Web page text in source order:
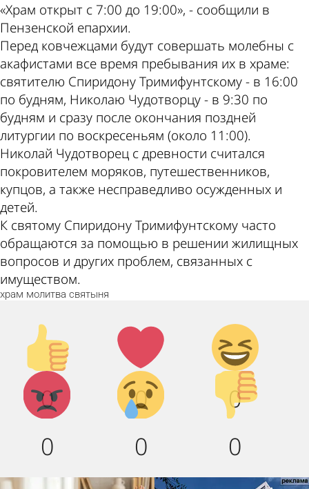
«Храм открыт с 7:00 до 19:00», - сообщили в
Пензенской епархии.
Перед ковчежцами будут совершать молебны с
акафистами все время пребывания их в храме:
святителю Спиридону Тримифунтскому - в 16:00
по будням, Николаю Чудотворцу - в 9:30 по
будням и сразу после окончания поздней
литургии по воскресеньям (около 11:00).
Николай Чудотворец с древности считался
покровителем моряков, путешественников,
купцов, а также несправедливо осужденных и
детей.
К святому Спиридону Тримифунтскому часто
обращаются за помощью в решении жилищных
вопросов и других проблем, связанных с
имуществом.
храм молитва святыня
Палец
вверх!
0
Лайк!
0
Дикий
смех!
0
Агрессия!
0
Грусть :
(
0
Палец
вниз!
0